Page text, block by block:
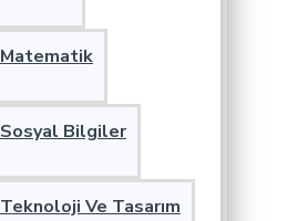
Matematik
Sosyal Bilgiler
Teknoloji Ve Tasarım